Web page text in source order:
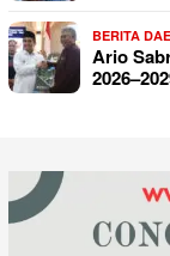
BERITA
Ario